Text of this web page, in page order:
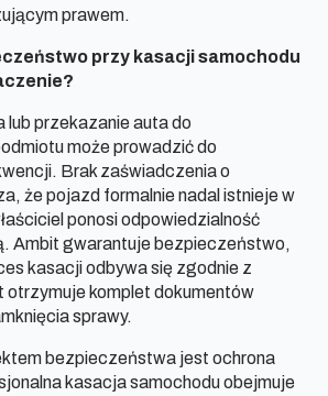
prawem.
przy kasacji samochodu
lub przekazanie auta do
może prowadzić do
Brak zaświadczenia o
że pojazd formalnie nadal istnieje w
ponosi odpowiedzialność
Ambit gwarantuje bezpieczeństwo,
kasacji odbywa się zgodnie z
otrzymuje komplet dokumentów
sprawy.
bezpieczeństwa jest ochrona
kasacja samochodu obejmuje